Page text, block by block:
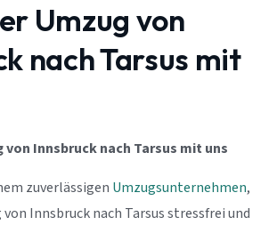
Umzug von
nach Tarsus mit
von Innsbruck nach Tarsus mit uns
zuverlässigen Umzugsunternehmen,
von Innsbruck nach Tarsus stressfrei und